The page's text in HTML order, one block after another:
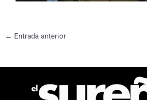
← Entrada anterior